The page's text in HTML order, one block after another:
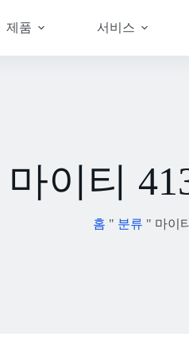
제품 서비스
마이티
홈 " 분류 " 마이